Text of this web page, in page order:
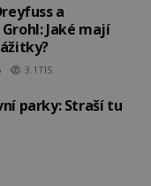
a
Jaké mají
3.1TIS
parky: Straší tu